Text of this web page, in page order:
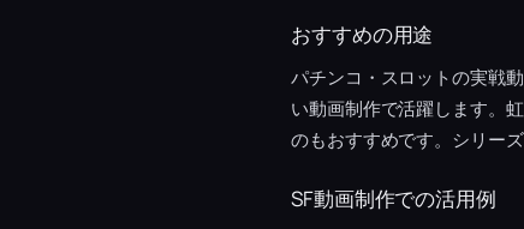
おすすめの用途
パチンコ・スロットの実戦
い動画制作で活躍します。
のもおすすめです。シリー
SF動画制作での活用例